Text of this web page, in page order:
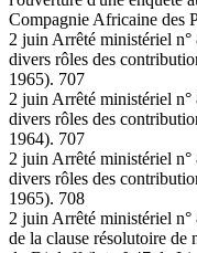
Compagnie Africaine des
2 juin Arrêté ministériel
divers rôles des
1965). 707
2 juin Arrêté ministériel
divers rôles des
1964). 707
2 juin Arrêté ministériel
divers rôles des
1965). 708
2 juin Arrêté ministériel
de la clause résolutoire de